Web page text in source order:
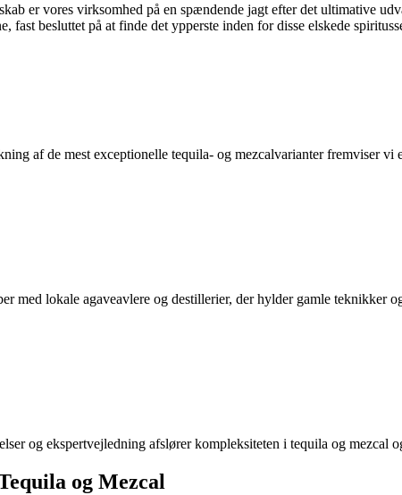
er vores virksomhed på en spændende jagt efter det ultimative
fast besluttet på at finde det ypperste inden for disse elskede
af de mest exceptionelle tequila- og mezcalvarianter fremviser
med lokale agaveavlere og destillerier, der hylder gamle
og ekspertvejledning afslører kompleksiteten i tequila og
og Mezcal